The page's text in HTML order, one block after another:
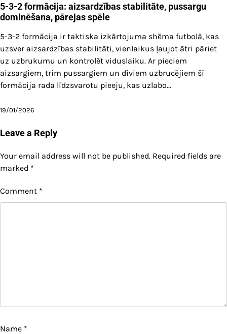
5-3-2 formācija: aizsardzības stabilitāte, pussargu
dominēšana, pārejas spēle
5-3-2 formācija ir taktiska izkārtojuma shēma futbolā, kas
uzsver aizsardzības stabilitāti, vienlaikus ļaujot ātri pāriet
uz uzbrukumu un kontrolēt viduslaiku. Ar pieciem
aizsargiem, trim pussargiem un diviem uzbrucējiem šī
formācija rada līdzsvarotu pieeju, kas uzlabo…
19/01/2026
Leave a Reply
Your email address will not be published. Required fields are
marked *
Comment *
Name *